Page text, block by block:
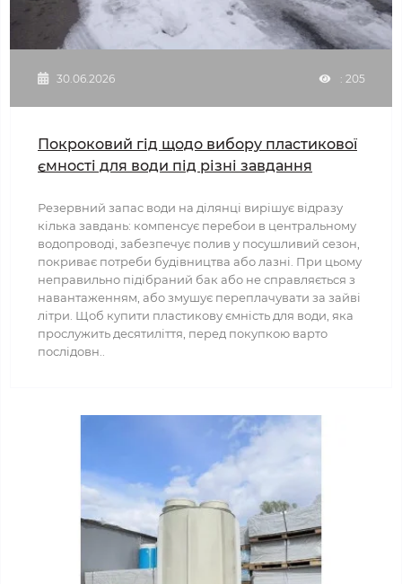
30.06.2026 : 205
Покроковий гід щодо вибору пластикової
ємності для води під різні завдання
Резервний запас води на ділянці вирішує відразу
кілька завдань: компенсує перебои в центральному
водопроводі, забезпечує полив у посушливий сезон,
покриває потреби будівництва або лазні. При цьому
неправильно підібраний бак або не справляється з
навантаженням, або змушує переплачувати за зайві
літри. Щоб купити пластикову ємність для води, яка
прослужить десятиліття, перед покупкою варто
послідовн..